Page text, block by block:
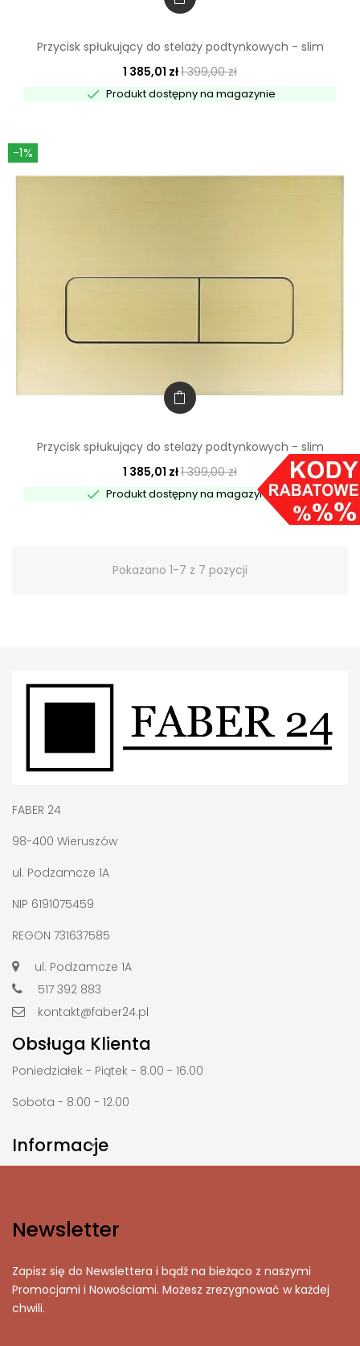
Przycisk spłukujący do stelaży podtynkowych - slim
1 385,01 zł1 399,00 zł
 Produkt dostępny na magazynie
-1%
Przycisk spłukujący do stelaży podtynkowych - slim
1 385,01 zł1 399,00 zł
 Produkt dostępny na magazynie
Pokazano 1-7 z 7 pozycji
FABER 24
98-400 Wieruszów
ul. Podzamcze 1A
NIP 6191075459
REGON 731637585
ul. Podzamcze 1A
517 392 883
kontakt@faber24.pl
Obsługa Klienta
Poniedziałek - Piątek - 8.00 - 16.00
Sobota - 8:00 - 12.00
Informacje

Newsletter
Zapisz się do Newslettera i bądź na bieżąco z naszymi
Promocjami i Nowościami. Możesz zrezygnować w każdej
chwili.